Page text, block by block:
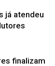
já atendeu
finalizam